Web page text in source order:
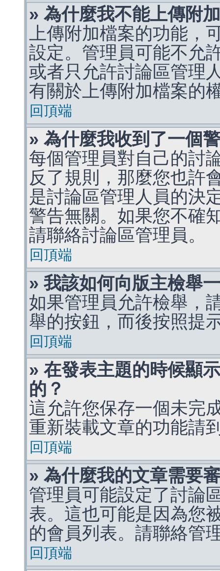
» 為什麼我不能上傳附
上傳附加檔案的功能，
設定。管理員可能不允
或者只允許討論區管理
有關於上傳附加檔案的
回頂端
» 為什麼我收到了一個
每個管理員對自己的討
反了規則，那麼您也許
是討論區管理人員的決
警告無關。如果您不確
請聯絡討論區管理員。
回頂端
» 我該如何向版主檢舉
如果管理員允許檢舉，
舉的按鈕，而後按照提
回頂端
» 在發表主題的時候顯
的？
這允許您保存一個未完
重新裝載文章的功能請
回頂端
» 為什麼我的文章需要
管理員可能設定了討論
表。這也可能是因為您
的會員列表。請聯絡管
回頂端